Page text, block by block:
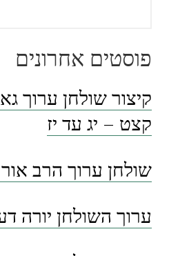
פוסטים אחרונים
קיצור שולחן ערוך
קצט – יג עד יז
שולחן ערוך הרב
ערוך השולחן יורה